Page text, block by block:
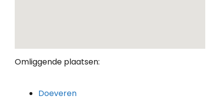
Omliggende plaatsen:
Doeveren